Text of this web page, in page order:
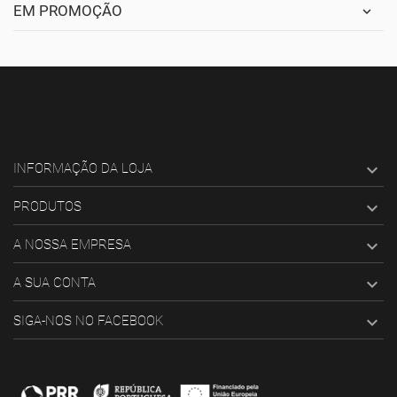
EM PROMOÇÃO
INFORMAÇÃO DA LOJA 
PRODUTOS 
A NOSSA EMPRESA 
A SUA CONTA 
SIGA-NOS NO FACEBOOK 